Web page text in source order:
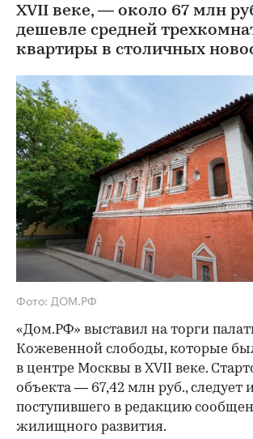
XVII веке, — около 67 млн
дешевле средней
квартиры в столичных
Фото: ДОМ.РФ
«Дом.РФ» выставил на торги
Кожевенной слободы, которые
в центре Москвы в XVII веке.
объекта — 67,42 млн руб., следует
поступившего в редакцию
жилищного развития.